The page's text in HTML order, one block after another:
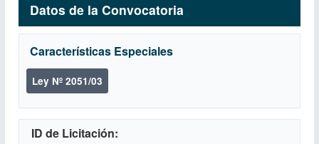
Datos de la Convocatoria
Características Especiales
Ley Nº 2051/03
ID de Licitación